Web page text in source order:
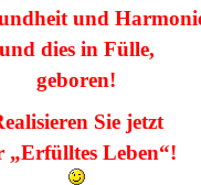
und
und dies in Fülle,
geboren!
Sie jetzt
„Erfülltes Leben“!